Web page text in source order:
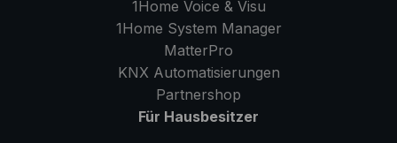
1Home Voice & Visu
1Home System Manager
MatterPro
KNX Automatisierungen
Partnershop
Für Hausbesitzer